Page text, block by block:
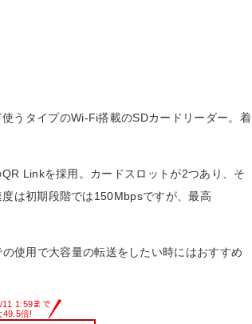
うタイプのWi-Fi搭載のSDカードリーダー。着
Linkを採用。カードスロットが2つあり、そ
は初期段階では150Mbpsですが、最高
使用で大容量の転送をしたい時にはおすすめ